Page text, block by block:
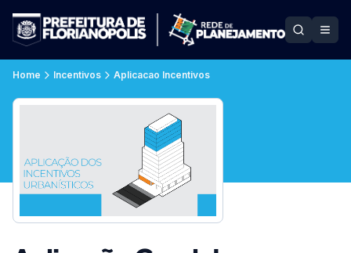
Home Incentivos Aplicacao Incentivos